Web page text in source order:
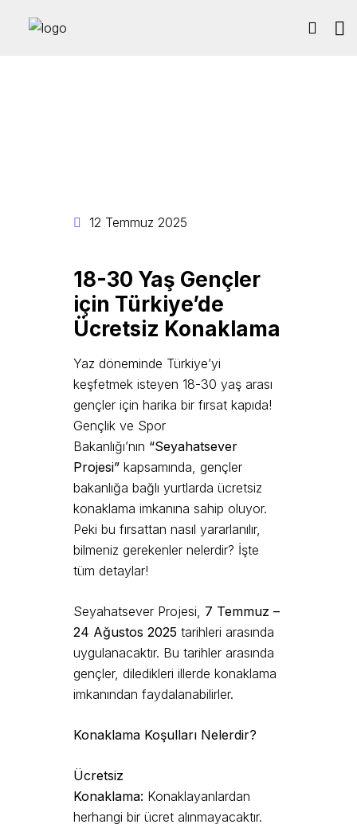
12 Temmuz 2025
18-30 Yaş Gençler
için Türkiye’de
Ücretsiz Konaklama
Yaz döneminde Türkiye’yi
keşfetmek isteyen 18-30 yaş arası
gençler için harika bir fırsat kapıda!
Gençlik ve Spor
Bakanlığı’nın “Seyahatsever
Projesi” kapsamında, gençler
bakanlığa bağlı yurtlarda ücretsiz
konaklama imkanına sahip oluyor.
Peki bu fırsattan nasıl yararlanılır,
bilmeniz gerekenler nelerdir? İşte
tüm detaylar!
Seyahatsever Projesi, 7 Temmuz –
24 Ağustos 2025 tarihleri arasında
uygulanacaktır. Bu tarihler arasında
gençler, diledikleri illerde konaklama
imkanından faydalanabilirler.
Konaklama Koşulları Nelerdir?
Ücretsiz
Konaklama: Konaklayanlardan
herhangi bir ücret alınmayacaktır.